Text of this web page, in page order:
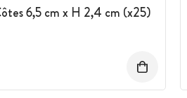
6,5 cm x H 2,4 cm (x25)
: